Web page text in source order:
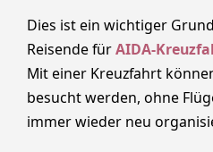
Dies ist ein wichtiger
Reisende fürAIDA-
Mit einer Kreuzfahrt
besucht werden, ohne
immer wieder neu